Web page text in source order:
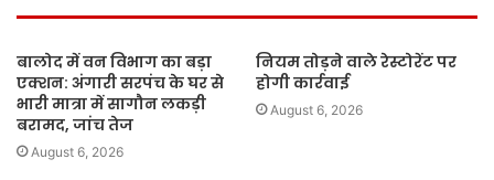
बालोद में वन विभाग का बड़ा
एक्शन: अंगारी सरपंच के घर से
भारी मात्रा में सागौन लकड़ी
बरामद, जांच तेज
August 6, 2026
नियम तोड़ने वाले रेस्टोरेंट पर
होगी कार्रवाई
August 6, 2026